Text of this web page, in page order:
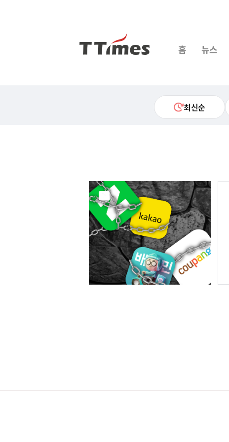
홈 뉴스
최신순